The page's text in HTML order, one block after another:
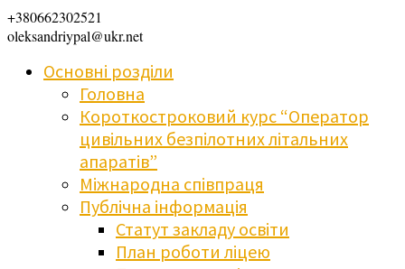
+380662302521
oleksandriypal@ukr.net
Основні розділи
Головна
Короткостроковий курс “Оператор
цивільних безпілотних літальних
апаратів”
Міжнародна співпраця
Публічна інформація
Статут закладу освіти
План роботи ліцею